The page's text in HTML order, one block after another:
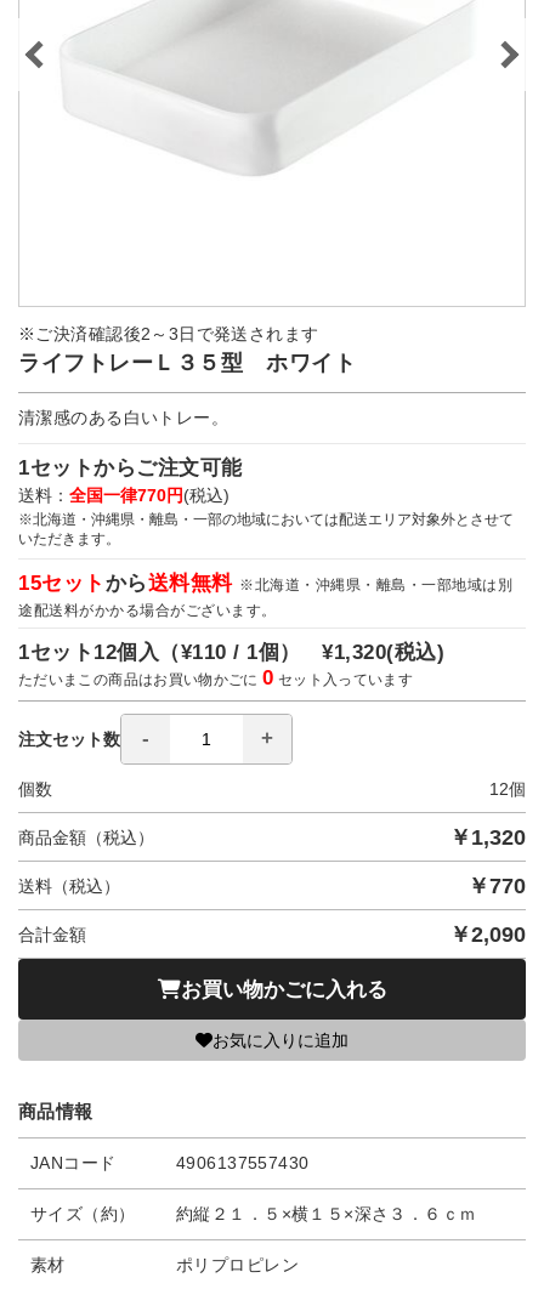
※ご決済確認後2～3日で発送されます
ライフトレーＬ３５型 ホワイト
清潔感のある白いトレー。
1セットからご注文可能
送料： 全国一律770円(税込)
※北海道・沖縄県・離島・一部の地域においては配送エリア対象外とさせて
いただきます。
15セット から送料無料 ※北海道・沖縄県・離島・一部地域は別
途配送料がかかる場合がございます。
1セット12個入（¥110 / 1個）¥1,320(税込)
ただいまこの商品はお買い物かごに0 セット入っています
注文セット数
個数 12個
商品金額（税込） ￥ 1,320
送料（税込） ￥770
合計金額 ￥2,090
お買い物かごに入れる
お気に入りに追加
商品情報
JANコード 4906137557430
サイズ（約） 約縦２１．５×横１５×深さ３．６ｃｍ
素材 ポリプロピレン